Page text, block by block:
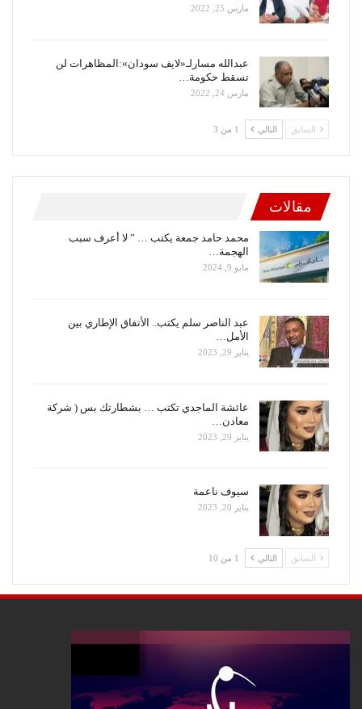
مارس 25, 2022
عبدالله مسارلـ«لايف سودان»:المظاهرات لن
تسقط حكومة…
مارس 24, 2022
السابق التالي 1 من 3
مقالات
محمد حامد جمعة يكتب … ” لا أعرف سبب
الهجمة…
مايو 9, 2024
عبد الناصر سلم يكتب.. الأتفاق الإطاري بين
الأمل…
يناير 29, 2023
عائشة الماجدي تكتب … بشطارتك بس ( شركة
معادن…
يناير 29, 2023
سيوف ناعمة
يناير 20, 2023
السابق التالي 1 من 10